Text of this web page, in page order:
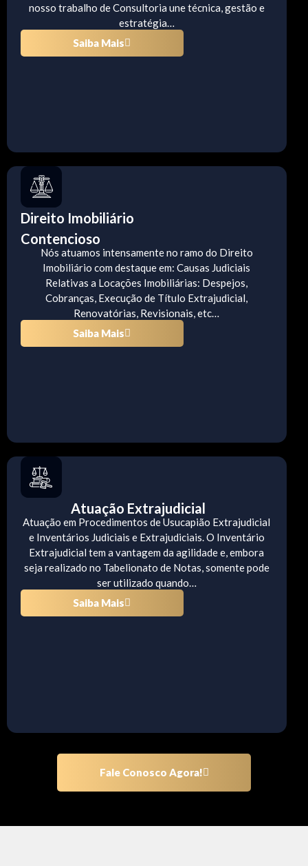
nosso trabalho de Consultoria une técnica, gestão e
estratégia…
Saiba Mais
Direito Imobiliário
Contencioso
Nós atuamos intensamente no ramo do Direito
Imobiliário com destaque em: Causas Judiciais
Relativas a Locações Imobiliárias: Despejos,
Cobranças, Execução de Título Extrajudicial,
Renovatórias, Revisionais, etc…
Saiba Mais
Atuação Extrajudicial
Atuação em Procedimentos de Usucapião Extrajudicial
e Inventários Judiciais e Extrajudiciais. O Inventário
Extrajudicial tem a vantagem da agilidade e, embora
seja realizado no Tabelionato de Notas, somente pode
ser utilizado quando…
Saiba Mais
Fale Conosco Agora!